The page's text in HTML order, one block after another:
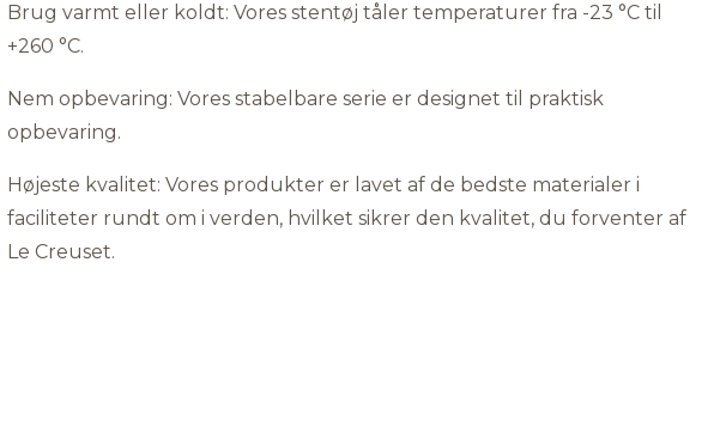
Brug varmt eller koldt: Vores stentøj tåler temperaturer fra -23 °C til
+260 °C.
Nem opbevaring: Vores stabelbare serie er designet til praktisk
opbevaring.
Højeste kvalitet: Vores produkter er lavet af de bedste materialer i
faciliteter rundt om i verden, hvilket sikrer den kvalitet, du forventer af
Le Creuset.